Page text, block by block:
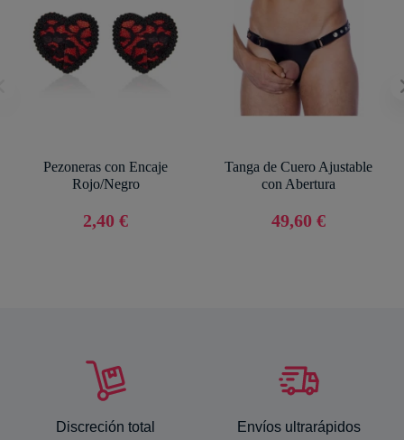
Pezoneras con Encaje
Rojo/Negro
2,40 €
Tanga de Cuero Ajustable
con Abertura
49,60 €
Discreción total Envíos ultrarápidos